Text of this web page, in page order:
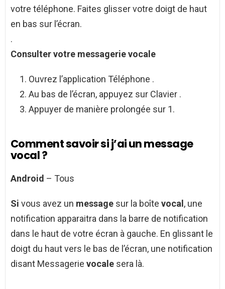
votre téléphone. Faites glisser votre doigt de haut
en bas sur l’écran.
.
Consulter votre messagerievocale
Ouvrez l’application Téléphone .
Au bas de l’écran, appuyez sur Clavier .
Appuyer de manière prolongée sur 1.
Comment savoir si j’ai un message
vocal ?
Android – Tous
Si vous avez un message sur la boîte vocal , une
notification apparaitra dans la barre de notification
dans le haut de votre écran à gauche. En glissant le
doigt du haut vers le bas de l’écran, une notification
disant Messagerie vocale sera là.